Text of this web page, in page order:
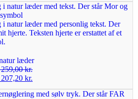
læder
259,00kr.
207,20 kr.